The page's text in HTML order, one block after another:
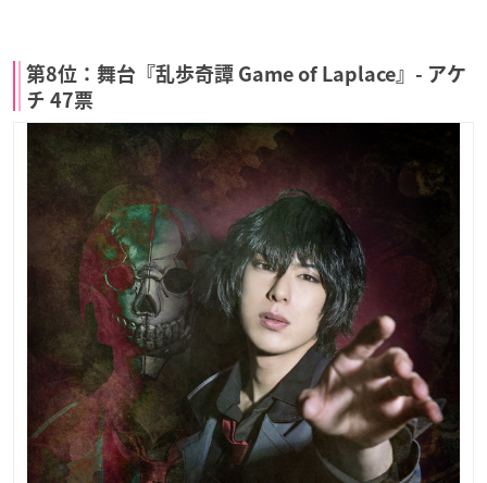
第8位：舞台『乱歩奇譚 Game of Laplace』- アケ
チ 47票